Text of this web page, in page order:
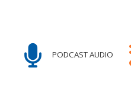
PODCAST AUDIO